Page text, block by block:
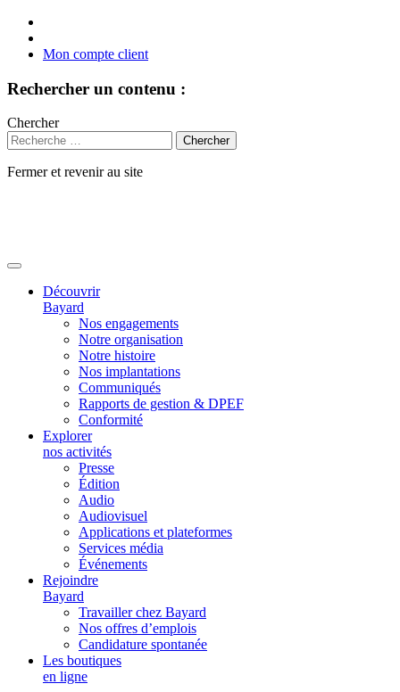
Mon compte client
Rechercher un contenu :
Chercher
Fermer et revenir au site
Découvrir
Bayard
Nos engagements
Notre organisation
Notre histoire
Nos implantations
Communiqués
Rapports de gestion & DPEF
Conformité
Explorer
nos activités
Presse
Édition
Audio
Audiovisuel
Applications et plateformes
Services média
Événements
Rejoindre
Bayard
Travailler chez Bayard
Nos offres d’emplois
Candidature spontanée
Les boutiques
en ligne